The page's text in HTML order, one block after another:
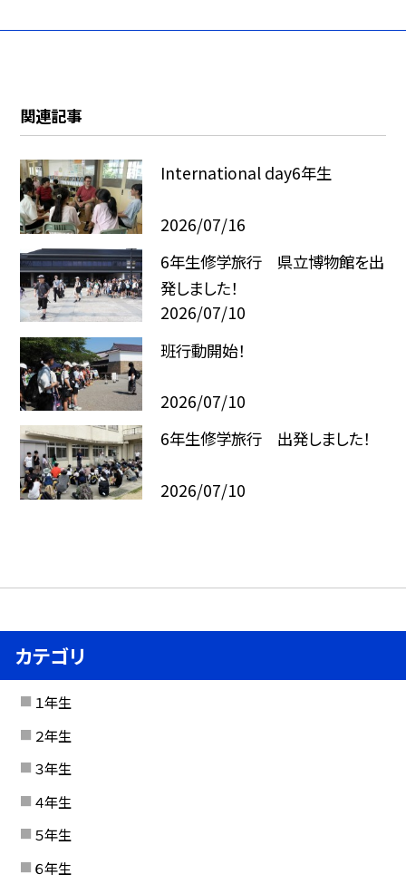
関連記事
International day6年生
2026/07/16
6年生修学旅行 県立博物館を出
発しました！
2026/07/10
班行動開始！
2026/07/10
6年生修学旅行 出発しました！
2026/07/10
カテゴリ
１年生
２年生
３年生
４年生
５年生
６年生